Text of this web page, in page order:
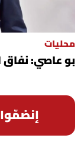
محليات
بو عاصي: نفاق